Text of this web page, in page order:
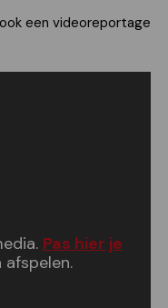
een videoreportage
Pas hier je
afspelen.